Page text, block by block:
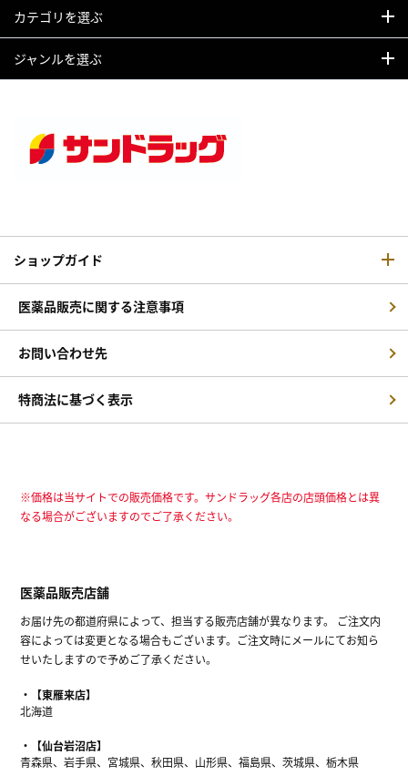
カテゴリを選ぶ
ジャンルを選ぶ
ショップガイド
医薬品販売に関する注意事項
お問い合わせ先
特商法に基づく表示
※価格は当サイトでの販売価格です。サンドラッグ各店の店頭価格とは異
なる場合がございますのでご了承ください。
医薬品販売店舗
お届け先の都道府県によって、担当する販売店舗が異なります。 ご注文内
容によっては変更となる場合もございます。ご注文時にメールにてお知ら
せいたしますので予めご了承ください。
【東雁来店】
北海道
【仙台岩沼店】
青森県、岩手県、宮城県、秋田県、山形県、福島県、茨城県、栃木県